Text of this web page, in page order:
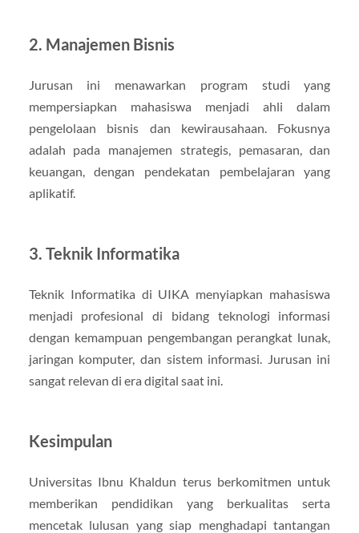
2. Manajemen Bisnis
Jurusan ini menawarkan program studi yang
mempersiapkan mahasiswa menjadi ahli dalam
pengelolaan bisnis dan kewirausahaan. Fokusnya
adalah pada manajemen strategis, pemasaran, dan
keuangan, dengan pendekatan pembelajaran yang
aplikatif.
3. Teknik Informatika
Teknik Informatika di UIKA menyiapkan mahasiswa
menjadi profesional di bidang teknologi informasi
dengan kemampuan pengembangan perangkat lunak,
jaringan komputer, dan sistem informasi. Jurusan ini
sangat relevan di era digital saat ini.
Kesimpulan
Universitas Ibnu Khaldun terus berkomitmen untuk
memberikan pendidikan yang berkualitas serta
mencetak lulusan yang siap menghadapi tantangan